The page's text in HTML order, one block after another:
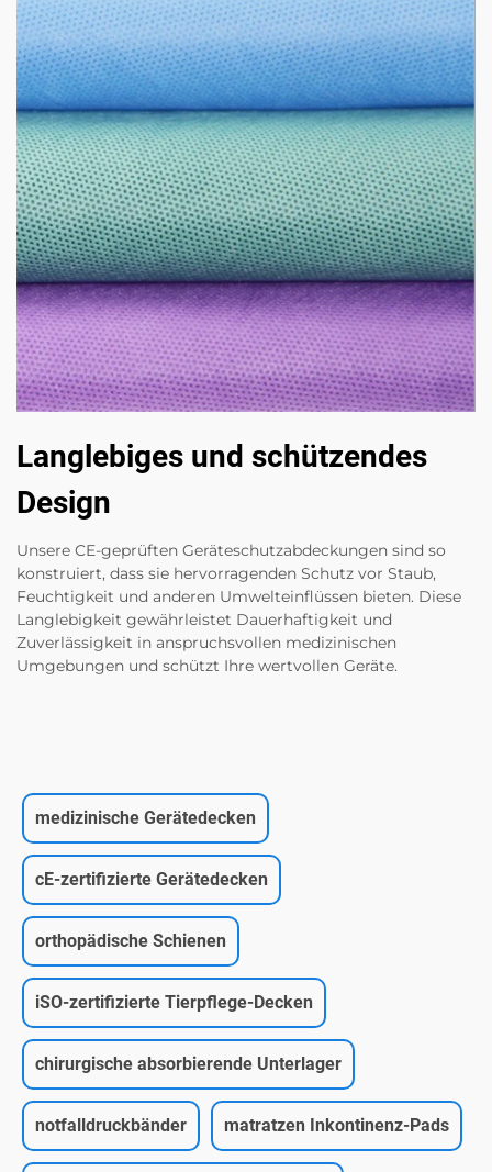
Langlebiges und schützendes
Design
Unsere CE-geprüften Geräteschutzabdeckungen sind so
konstruiert, dass sie hervorragenden Schutz vor Staub,
Feuchtigkeit und anderen Umwelteinflüssen bieten. Diese
Langlebigkeit gewährleistet Dauerhaftigkeit und
Zuverlässigkeit in anspruchsvollen medizinischen
Umgebungen und schützt Ihre wertvollen Geräte.
medizinische Gerätedecken
cE-zertifizierte Gerätedecken
orthopädische Schienen
iSO-zertifizierte Tierpflege-Decken
chirurgische absorbierende Unterlager
notfalldruckbänder matratzen Inkontinenz-Pads